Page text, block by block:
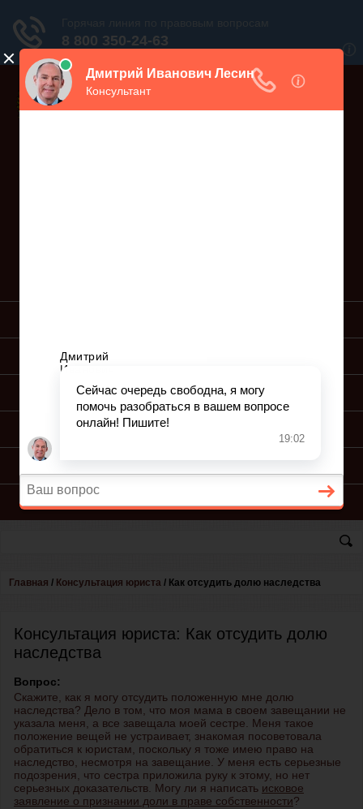
ПОДГОТОВКА ИСКА
ПОДАЧА ИСКА
КОНСУЛЬТАЦИЯ ЮРИСТА
Главная / Консультация юриста / Как отсудить долю наследства
Консультация юриста: Как отсудить долю
наследства
Вопрос:
Скажите, как я могу отсудить положенную мне долю
наследства? Дело в том, что моя мама в своем завещании не
указала меня, а все завещала моей сестре. Меня такое
положение вещей не устраивает, знакомая посоветовала
обратиться к юристам, поскольку я тоже имею право на
наследство, несмотря на завещание. У меня есть серьезные
подозрения, что сестра приложила руку к этому, но нет
серьезных доказательств. Могу ли я написать исковое
заявление о признании доли в праве собственности?